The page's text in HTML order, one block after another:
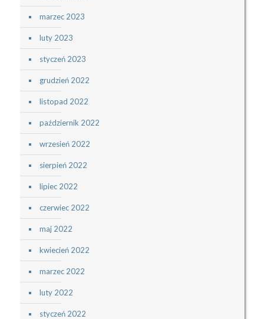
marzec 2023
luty 2023
styczeń 2023
grudzień 2022
listopad 2022
październik 2022
wrzesień 2022
sierpień 2022
lipiec 2022
czerwiec 2022
maj 2022
kwiecień 2022
marzec 2022
luty 2022
styczeń 2022